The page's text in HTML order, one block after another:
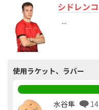
シドレンコ
...
使用ラケット、ラバー
水谷隼 14